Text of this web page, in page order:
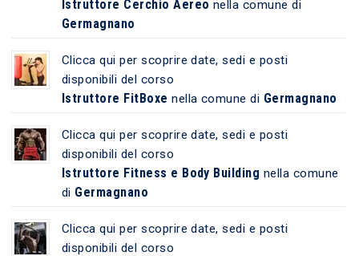
Istruttore Cerchio Aereo nella comune di
Germagnano
Clicca qui per scoprire date, sedi e posti
disponibili del corso
Istruttore FitBoxe nella comune di Germagnano
Clicca qui per scoprire date, sedi e posti
disponibili del corso
Istruttore Fitness e Body Building nella comune
di Germagnano
Clicca qui per scoprire date, sedi e posti
disponibili del corso